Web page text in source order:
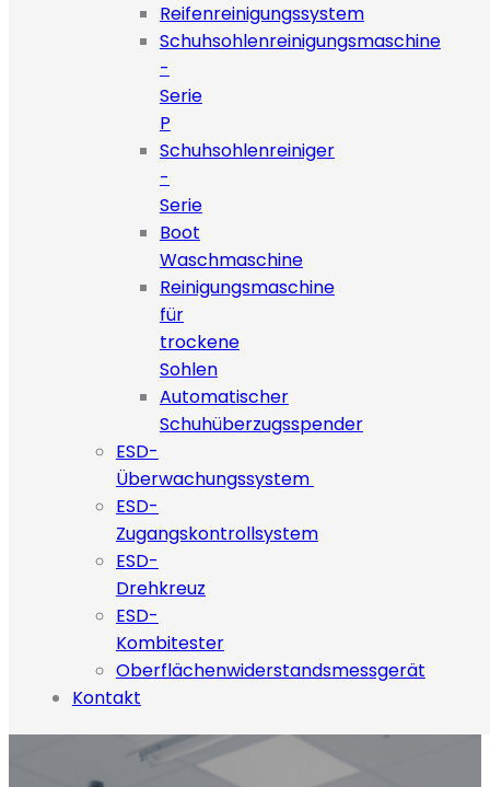
Reifenreinigungssystem
Schuhsohlenreinigungsmaschine
-
Serie
P
Schuhsohlenreiniger
-
Serie
Boot
Waschmaschine
Reinigungsmaschine
für
trockene
Sohlen
Automatischer
Schuhüberzugsspender
ESD-
Überwachungssystem
ESD-
Zugangskontrollsystem
ESD-
Drehkreuz
ESD-
Kombitester
Oberflächenwiderstandsmessgerät
Kontakt